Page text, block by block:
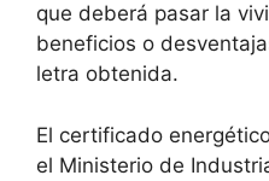
que deberá pasar la
beneficios o
letra obtenida.
El certificado
el Ministerio de